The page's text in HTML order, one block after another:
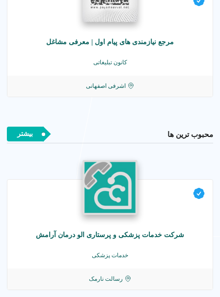
مرجع نیازمندی های پیام اول | معرفی مشاغل
کانون تبلیغاتی
اشرفی اصفهانی
محبوب ترین ها بیشتر
شرکت خدمات پزشکی و پرستاری الو درمان آرامش
خدمات پزشکی
رسالت نارمک